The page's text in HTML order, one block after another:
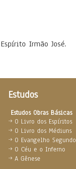
Irmão José.
Estudos
Estudos Obras Básicas
O Livro dos Espíritos
O Livro dos Médiuns
O Evangelho
O Céu e o Inferno
A Gênese